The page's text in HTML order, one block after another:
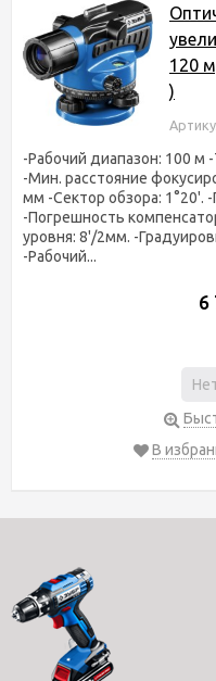
120
)
-Рабочий диапазон: 100 м
-Мин. расстояние
мм -Сектор обзора: 1°20'.
-Погрешность
уровня: 8'/2мм. -
-Рабочий...
6
В